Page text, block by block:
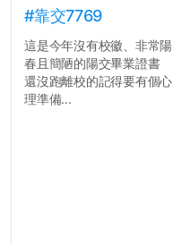
#靠交7769
這是今年沒有校徽、非常陽
春且簡陋的陽交畢業證書
還沒跑離校的記得要有個心
理準備...